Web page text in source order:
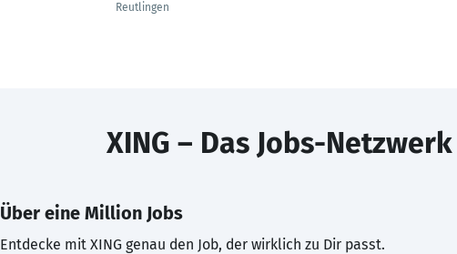
Reutlingen
XING – Das Jobs-Netzwerk
Über eine Million Jobs
Entdecke mit XING genau den Job, der wirklich zu Dir passt.